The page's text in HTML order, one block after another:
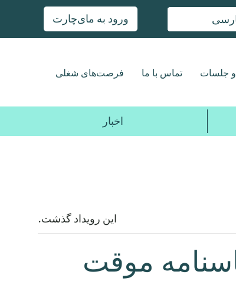
ورود به مای‌چارت
و جلسات تماس با ما فرصت‌های شغلی
اخبار
این رویداد گذشت.